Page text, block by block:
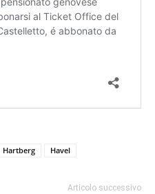
Hartberg Havel
Articolo successivo